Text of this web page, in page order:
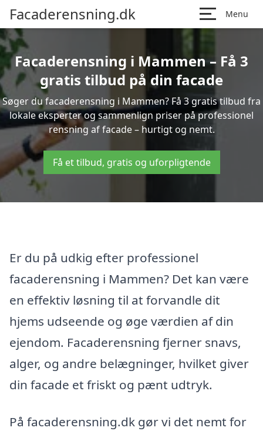
Facaderensning.dk Menu
Facaderensning i Mammen – Få 3
gratis tilbud på din facade
Søger du facaderensning i Mammen? Få 3 gratis tilbud fra
lokale eksperter og sammenlign priser på professionel
rensning af facade – hurtigt og nemt.
Få et tilbud, gratis og uforpligtende
Er du på udkig efter professionel
facaderensning i Mammen? Det kan være
en effektiv løsning til at forvandle dit
hjems udseende og øge værdien af din
ejendom. Facaderensning fjerner snavs,
alger, og andre belægninger, hvilket giver
din facade et friskt og pænt udtryk.
På facaderensning.dk gør vi det nemt for